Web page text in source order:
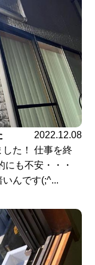
2022.12.08
た！ 仕事を終
にも不安・・・
いんです(;^...